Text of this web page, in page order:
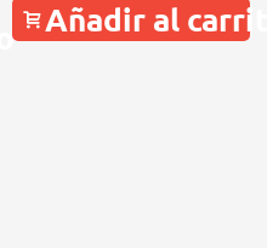
Añadir al